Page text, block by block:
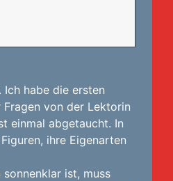
Ich habe die ersten
Fragen von der Lektorin
einmal abgetaucht. In
ihre Eigenarten
ist, muss